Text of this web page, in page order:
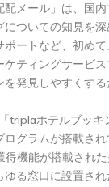
メール」は、国
ついての知見を
ートなど、初め
ティングサービ
発見しやすくす
ホテルブッ
グラムが搭載さ
機能が搭載さ
る窓口に設置さ